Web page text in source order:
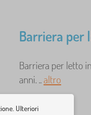
Barriera per
Barriera per letto
anni. ..altro
COLORI
Ulteriori